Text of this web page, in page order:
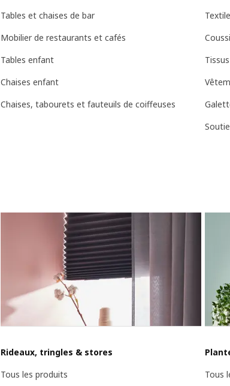
Tables et chaises de bar
Mobilier de restaurants et cafés
Tables enfant
Chaises enfant
Chaises, tabourets et fauteuils de coiffeuses
Tissus
Rideaux, tringles & stores
Tous les produits
Tous